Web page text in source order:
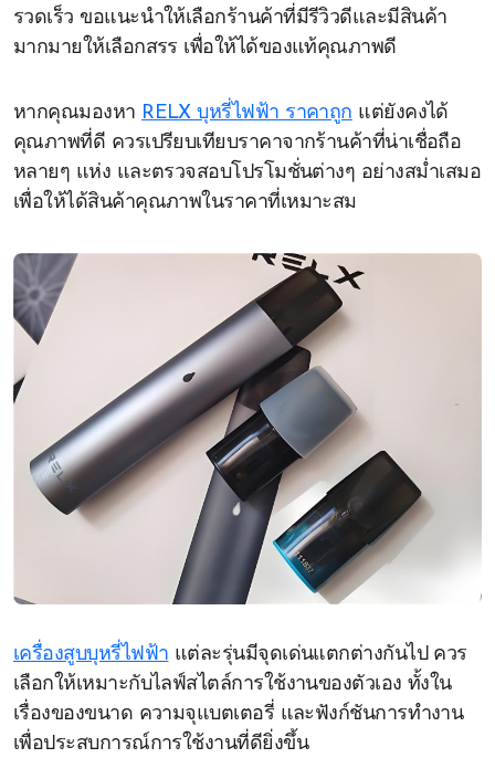
รวดเร็ว ขอแนะนำให้เลือกร้านค้าที่มีรีวิวดีและมีสินค้า
มากมายให้เลือกสรร เพื่อให้ได้ของแท้คุณภาพดี
หากคุณมองหา RELX บุหรี่ไฟฟ้า ราคาถูก แต่ยังคงได้
คุณภาพที่ดี ควรเปรียบเทียบราคาจากร้านค้าที่น่าเชื่อถือ
หลายๆ แห่ง และตรวจสอบโปรโมชั่นต่างๆ อย่างสม่ำเสมอ
เพื่อให้ได้สินค้าคุณภาพในราคาที่เหมาะสม
เครื่องสูบบุหรี่ไฟฟ้า แต่ละรุ่นมีจุดเด่นแตกต่างกันไป ควร
เลือกให้เหมาะกับไลฟ์สไตล์การใช้งานของตัวเอง ทั้งใน
เรื่องของขนาด ความจุแบตเตอรี่ และฟังก์ชันการทำงาน
เพื่อประสบการณ์การใช้งานที่ดียิ่งขึ้น